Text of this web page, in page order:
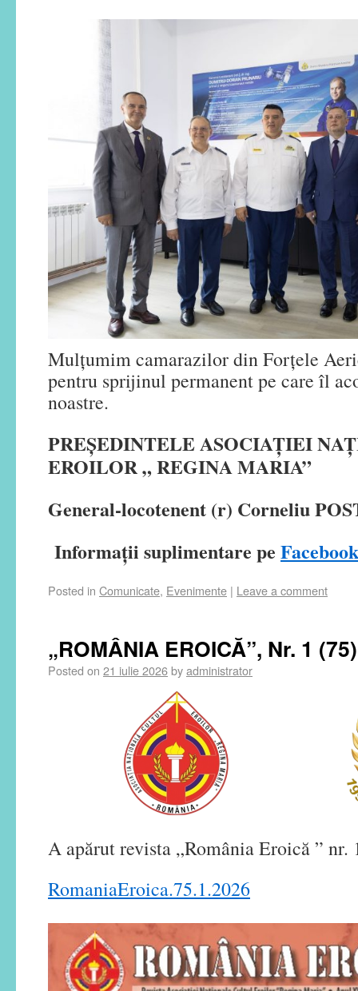
Mulțumim camarazilor din Forțele
pentru sprijinul permanent pe care îl
noastre.
PREȘEDINTELE ASOCIAȚIEI
EROILOR „ REGINA MARIA”
General-locotenent (r) Corneliu
Informații suplimentare pe
Posted in Comunicate, Evenimente | Leave a comment
„ROMÂNIA EROICĂ”, Nr. 1
Posted on 21 iulie 2026byadministrator
A apărut revista „România Eroică ” nr.
RomaniaEroica.75.1.2026